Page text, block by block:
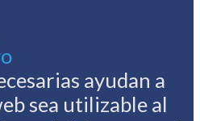
ayudan a
sea utilizable al